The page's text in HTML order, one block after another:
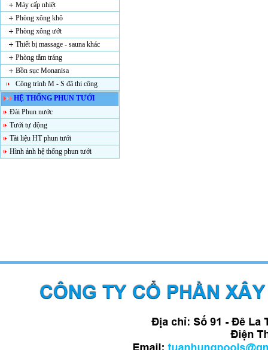
Máy cấp nhiệt
Phòng xông khô
Phòng xông ướt
Thiết bị massage - sauna khác
Phòng tắm tráng
Bồn sục Monanisa
Công trình M - S đã thi công
HỆ THỐNG PHUN TƯỚI
Đài Phun nước
Tưới tự động
Tài liệu HT phun tưới
Hình ảnh hệ thống phun tưới